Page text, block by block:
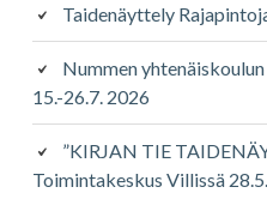
Taidenäyttely
Nummen
15.-26.7. 2026
”KIRJAN TIE
Toimintakeskus Villissä